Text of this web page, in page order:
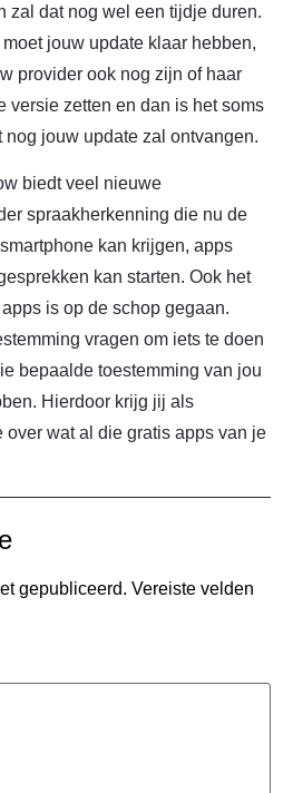
zal dat nog wel een tijdje duren.
jouw update klaar hebben,
provider ook nog zijn of haar
versie zetten en dan is het soms
nog jouw update zal ontvangen.
biedt veel nieuwe
spraakherkenning die nu de
kan krijgen, apps
kan starten. Ook het
is op de schop gegaan.
vragen om iets te doen
bepaalde toestemming van jou
Hierdoor krijg jij als
over wat al die gratis apps van je
gepubliceerd. Vereiste velden